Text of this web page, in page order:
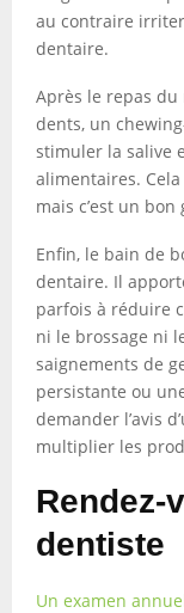
au contraire
dentaire.
Après le repas
dents, un
stimuler la salive
alimentaires.
mais c’est un
Enfin, le bain de
dentaire. Il
parfois à réduire
ni le brossage ni
saignements de
persistante ou
demander l’avis
multiplier les
Rendez-
dentiste
Un examen